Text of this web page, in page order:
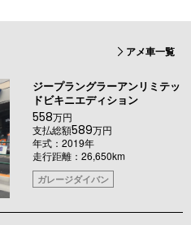
アメ車一覧
ジープラングラーアンリミテッ
ドビキニエディション
558万円
支払総額589万円
年式：2019年
走行距離：26,650km
ガレージダイバン